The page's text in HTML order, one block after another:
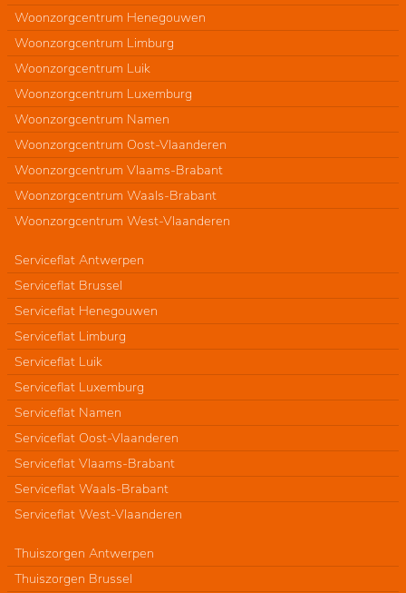
Woonzorgcentrum Henegouwen
Woonzorgcentrum Limburg
Woonzorgcentrum Luik
Woonzorgcentrum Luxemburg
Woonzorgcentrum Namen
Woonzorgcentrum Oost-Vlaanderen
Woonzorgcentrum Vlaams-Brabant
Woonzorgcentrum Waals-Brabant
Woonzorgcentrum West-Vlaanderen
Serviceflat Antwerpen
Serviceflat Brussel
Serviceflat Henegouwen
Serviceflat Limburg
Serviceflat Luik
Serviceflat Luxemburg
Serviceflat Namen
Serviceflat Oost-Vlaanderen
Serviceflat Vlaams-Brabant
Serviceflat Waals-Brabant
Serviceflat West-Vlaanderen
Thuiszorgen Antwerpen
Thuiszorgen Brussel